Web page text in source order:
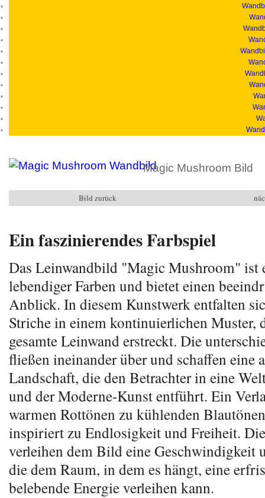
Magic Mushroom Bild
Bild zurück
Ein faszinierendes Farbspiel
Das Leinwandbild "Magic Mushroom" ist
lebendiger Farben und bietet einen
Anblick. In diesem Kunstwerk entfalten
Striche in einem kontinuierlichen Muster,
gesamte Leinwand erstreckt. Die
fließen ineinander über und schaffen eine
Landschaft, die den Betrachter in eine
und der Moderne-Kunst entführt. Ein
warmen Rottönen zu kühlenden
inspiriert zu Endlosigkeit und Freiheit.
verleihen dem Bild eine Geschwindigkeit
die dem Raum, in dem es hängt, eine
belebende Energie verleihen kann.